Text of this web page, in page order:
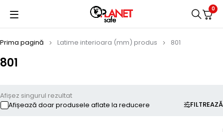
0
801
Prima pagină Latime interioara (mm) produs 801
FILTREAZĂ
Afișez singurul rezultat
Afișează doar produsele aflate la reducere